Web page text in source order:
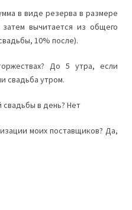
в виде резерва в размере
вычитается из общего
10% после).
До 5 утра, если
свадьба утром.
в день? Нет
моих поставщиков? Да,